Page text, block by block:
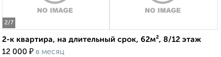
2/7
2-к квартира, на длительный срок, 62м², 8/12 этаж
12 000 ₽ в месяц